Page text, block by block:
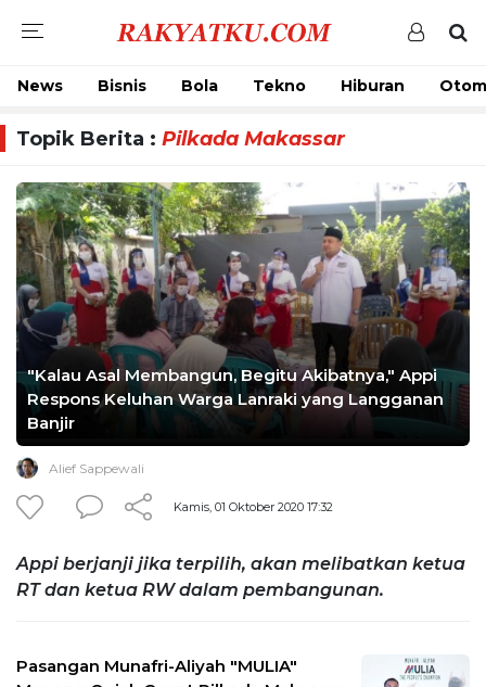
News Bisnis Bola Tekno Hiburan
Topik Berita : Pilkada Makassar
"Kalau Asal Membangun, Begitu Akibatnya," Appi
Respons Keluhan Warga Lanraki yang Langganan
Banjir
Alief Sappewali
Kamis, 01 Oktober 2020 17:32
Appi berjanji jika terpilih, akan melibatkan ketua
RT dan ketua RW dalam pembangunan.
Pasangan Munafri-Aliyah "MULIA"